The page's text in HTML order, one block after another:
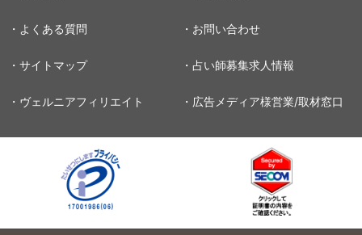
・よくある質問 ・お問い合わせ
・サイトマップ ・占い師募集求人情報
・ヴェルニアフィリエイト ・広告メディア様営業/取材窓口